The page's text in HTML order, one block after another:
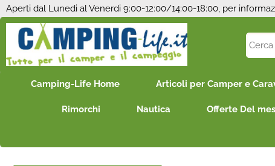
Aperti dal Lunedi al Venerdi 9:00-12:00/14:00-18:00, per
Camping-Life Home Articoli per Camper e
Rimorchi Nautica Offerte Del